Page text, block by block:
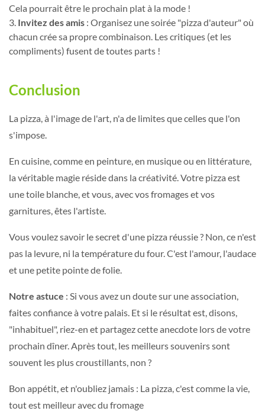
Cela pourrait être le prochain plat à la mode !
Invitez des amis : Organisez une soirée "pizza d'auteur" où
chacun crée sa propre combinaison. Les critiques (et les
compliments) fusent de toutes parts !
Conclusion
La pizza, à l'image de l'art, n'a de limites que celles que l'on
s'impose.
En cuisine, comme en peinture, en musique ou en littérature,
la véritable magie réside dans la créativité. Votre pizza est
une toile blanche, et vous, avec vos fromages et vos
garnitures, êtes l'artiste.
Vous voulez savoir le secret d'une pizza réussie ? Non, ce n'est
pas la levure, ni la température du four. C'est l'amour, l'audace
et une petite pointe de folie.
Notre astuce : Si vous avez un doute sur une association,
faites confiance à votre palais. Et si le résultat est, disons,
"inhabituel", riez-en et partagez cette anecdote lors de votre
prochain dîner. Après tout, les meilleurs souvenirs sont
souvent les plus croustillants, non ?
Bon appétit, et n'oubliez jamais : La pizza, c'est comme la vie,
tout est meilleur avec du fromage